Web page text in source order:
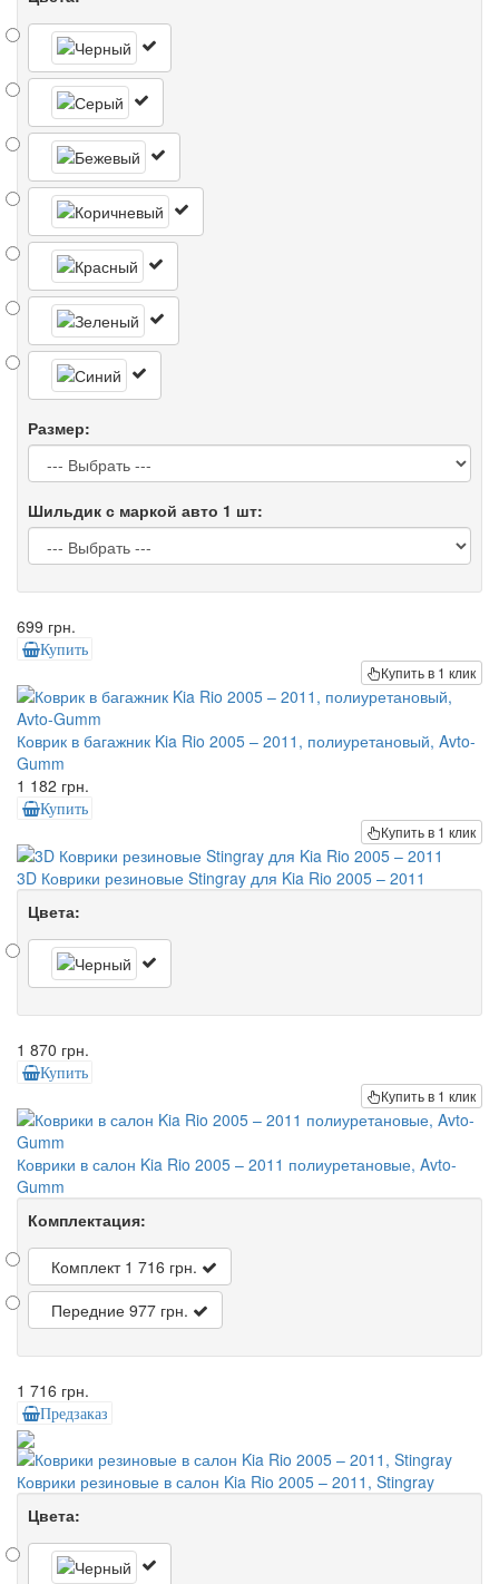
Размер:
Шильдик с маркой авто 1 шт:
699 грн.
Купить
Купить в 1 клик
Коврик в багажник Kia Rio 2005 – 2011, полиуретановый, Avto-
Gumm
1 182 грн.
Купить
Купить в 1 клик
3D Коврики резиновые Stingray для Kia Rio 2005 – 2011
Цвета:
1 870 грн.
Купить
Купить в 1 клик
Коврики в салон Kia Rio 2005 – 2011 полиуретановые, Avto-
Gumm
Комплектация:
Комплект 1 716 грн.
Передние 977 грн.
1 716 грн.
Предзаказ
Коврики резиновые в салон Kia Rio 2005 – 2011, Stingray
Цвета: